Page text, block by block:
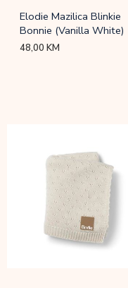
Elodie Mazilica Blinkie
Bonnie (Vanilla White)
48,00KM